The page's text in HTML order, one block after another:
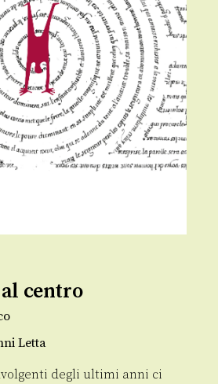
centro
Letta
degli ultimi anni ci